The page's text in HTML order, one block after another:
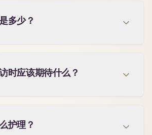
多少？
时应该期待什么？
护理？